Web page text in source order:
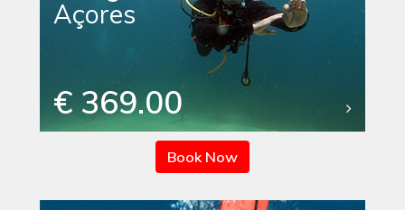
Açores
€ 369.00
Book Now